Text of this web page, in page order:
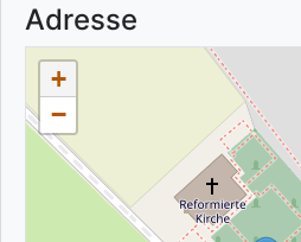
Adresse
+
−